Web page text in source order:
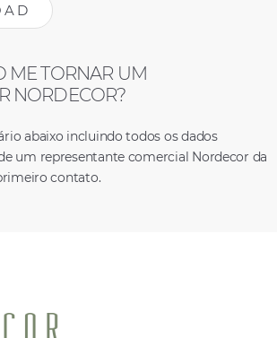
ME TORNAR UM
NORDECOR?
abaixo incluindo todos os dados
um representante comercial Nordecor da
contato.